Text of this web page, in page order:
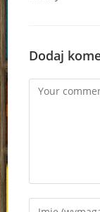
Dodaj
Comment
Enter